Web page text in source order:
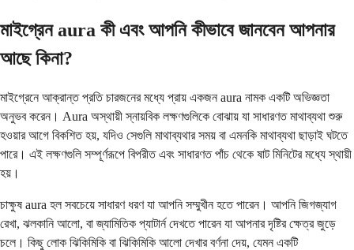
মাইগ্রেন aura কী এবং আপনি কীভাবে জানবেন আপনার
আছে কিনা?
মাইগ্রেনে আক্রান্ত প্রতি চারজনের মধ্যে প্রায় একজন aura নামক একটি অভিজ্ঞতা
অনুভব করেন। Aura অস্থায়ী স্নায়বিক লক্ষণগুলিকে বোঝায় যা সাধারণত মাথাব্যথা শুরু
হওয়ার আগে বিকশিত হয়, যদিও সেগুলি মাথাব্যথার সময় বা এমনকি মাথাব্যথা ছাড়াই ঘটতে
পারে। এই লক্ষণগুলি সম্পূর্ণরূপে বিপরীত এবং সাধারণত পাঁচ থেকে ষাট মিনিটের মধ্যে স্থায়ী
হয়।
চাক্ষুষ aura হল সবচেয়ে সাধারণ ধরণ যা আপনি সম্মুখীন হতে পারেন। আপনি জিগজ্যাগ
রেখা, ঝলকানি আলো, বা জ্যামিতিক প্যাটার্ন দেখতে পারেন যা আপনার দৃষ্টির ক্ষেত্র জুড়ে
চলে। কিছু লোক ঝিকিমিকি বা ঝিকিমিকি আলো দেখার বর্ণনা দেয়, যেমন একটি